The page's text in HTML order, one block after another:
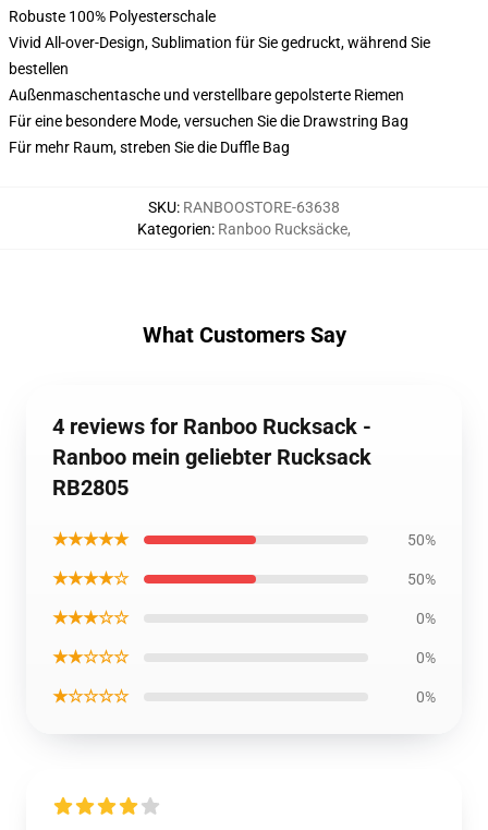
Robuste 100% Polyesterschale
Vivid All-over-Design, Sublimation für Sie gedruckt, während Sie
bestellen
Außenmaschentasche und verstellbare gepolsterte Riemen
Für eine besondere Mode, versuchen Sie die Drawstring Bag
Für mehr Raum, streben Sie die Duffle Bag
SKU: RANBOOSTORE-63638
Kategorien: Ranboo Rucksäcke,
What Customers Say
4 reviews for Ranboo Rucksack -
Ranboo mein geliebter Rucksack
RB2805
★★★★★ 50%
★★★★☆ 50%
★★★☆☆ 0%
★★☆☆☆ 0%
★☆☆☆☆ 0%